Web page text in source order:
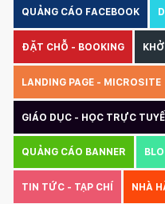
QUẢNG CÁO FACEBOOK
ĐẶT CHỖ - BOOKING
LANDING PAGE - MICROSITE
GIÁO DỤC - HỌC TRỰC
QUẢNG CÁO BANNER
TIN TỨC - TẠP CHÍ NHÀ